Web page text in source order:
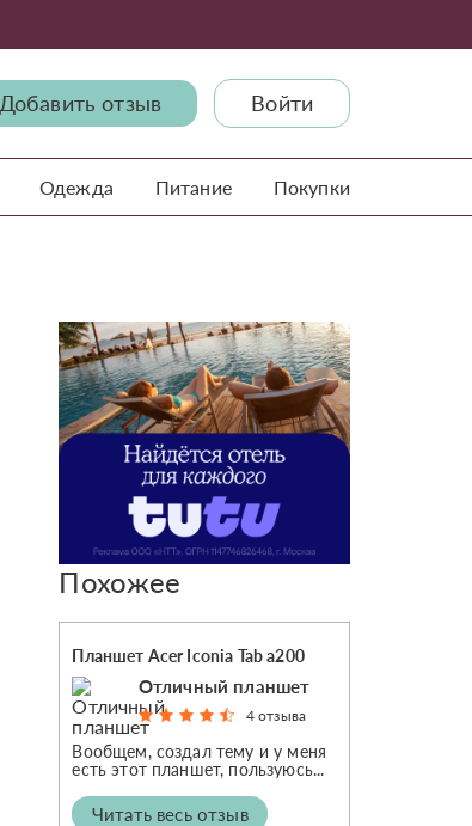
Добавить отзыв Войти
Одежда Питание Покупки
Похожее
Планшет Acer Iconia Tab a200
Отличный планшет
4 отзыва
Вообщем, создал тему и у меня
есть этот планшет, пользуюсь...
Читать весь отзыв